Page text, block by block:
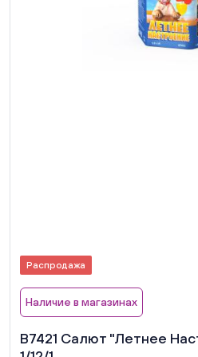
Распродажа
Наличие в магазинах
В7421 Салют "Летнее